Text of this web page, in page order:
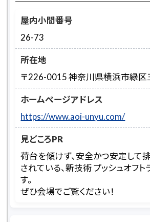
屋内小間番号
26-73
所在地
〒226-0015 神奈川県横浜市緑
ホームページアドレス
https://www.aoi-unyu.com/
見どころPR
荷台を傾けず、安全かつ安定して
されている、新技術 プッシュオフト
す。
ぜひ会場でご覧ください！